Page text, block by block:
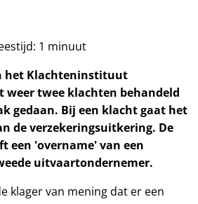
1 minuut
het Klachteninstituut
weer twee klachten behandeld
gedaan. Bij een klacht gaat het
de verzekeringsuitkering. De
een 'overname' van een
uitvaartondernemer.
klager van mening dat er een